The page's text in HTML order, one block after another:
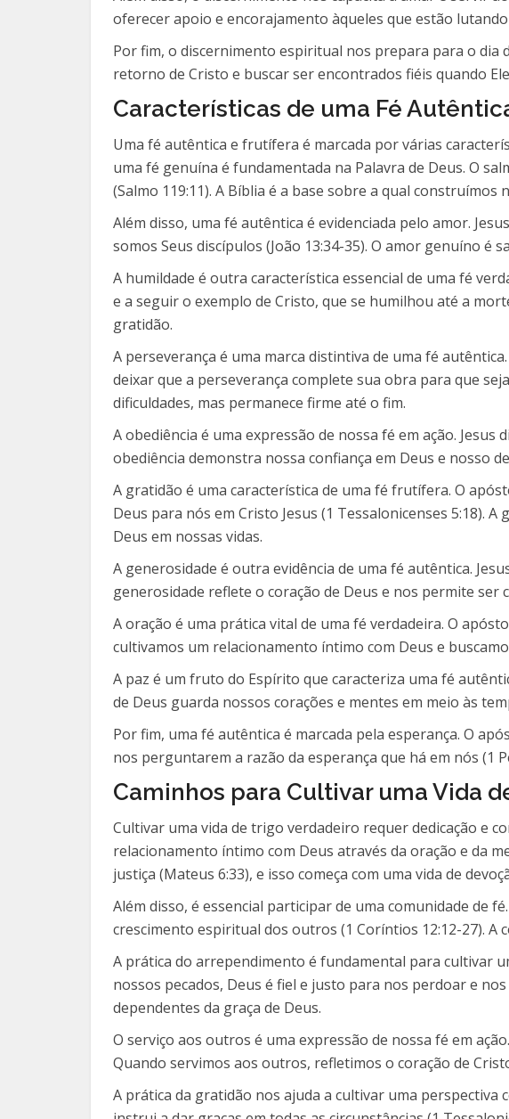
oferecer apoio e encorajamento àqueles que estão
Por fim, o discernimento espiritual nos prepara para o dia
retorno de Cristo e buscar ser encontrados fiéis quando
Características de uma Fé
Uma fé autêntica e frutífera é marcada por várias
uma fé genuína é fundamentada na Palavra de Deus. O
(Salmo 119:11). A Bíblia é a base sobre a qual construímos
Além disso, uma fé autêntica é evidenciada pelo amor.
somos Seus discípulos (João 13:34-35). O amor genuíno é
A humildade é outra característica essencial de uma fé
e a seguir o exemplo de Cristo, que se humilhou até a
gratidão.
A perseverança é uma marca distintiva de uma fé
deixar que a perseverança complete sua obra para que
dificuldades, mas permanece firme até o fim.
A obediência é uma expressão de nossa fé em ação. Jesus
obediência demonstra nossa confiança em Deus e nosso
A gratidão é uma característica de uma fé frutífera. O
Deus para nós em Cristo Jesus (1 Tessalonicenses 5:18).
Deus em nossas vidas.
A generosidade é outra evidência de uma fé autêntica.
generosidade reflete o coração de Deus e nos permite ser
A oração é uma prática vital de uma fé verdadeira. O
cultivamos um relacionamento íntimo com Deus e
A paz é um fruto do Espírito que caracteriza uma fé
de Deus guarda nossos corações e mentes em meio às
Por fim, uma fé autêntica é marcada pela esperança. O
nos perguntarem a razão da esperança que há em nós (1
Caminhos para Cultivar uma Vida
Cultivar uma vida de trigo verdadeiro requer dedicação e
relacionamento íntimo com Deus através da oração e da
justiça (Mateus 6:33), e isso começa com uma vida de
Além disso, é essencial participar de uma comunidade de
crescimento espiritual dos outros (1 Coríntios 12:12-27). A
A prática do arrependimento é fundamental para cultivar
nossos pecados, Deus é fiel e justo para nos perdoar e
dependentes da graça de Deus.
O serviço aos outros é uma expressão de nossa fé em
Quando servimos aos outros, refletimos o coração de
A prática da gratidão nos ajuda a cultivar uma perspectiva